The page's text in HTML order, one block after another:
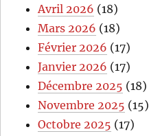
Avril 2026 (18)
Mars 2026 (18)
Février 2026 (17)
Janvier 2026 (17)
Décembre 2025 (18)
Novembre 2025 (15)
Octobre 2025 (17)